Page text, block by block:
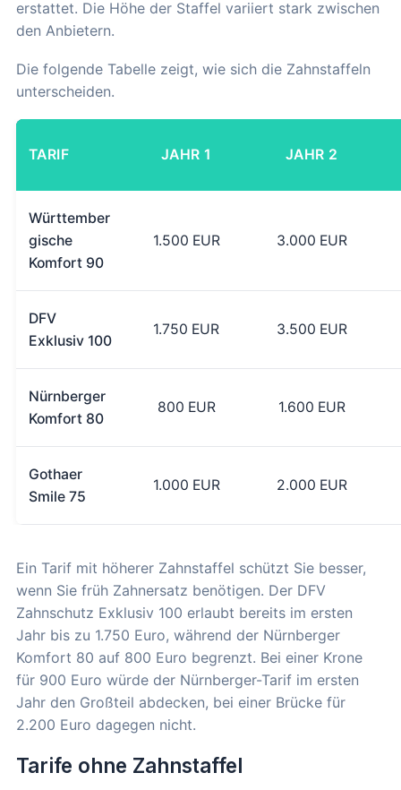
erstattet. Die Höhe der Staffel variiert stark zwischen
den Anbietern.
Die folgende Tabelle zeigt, wie sich die Zahnstaffeln
unterscheiden.
TARIF JAHR 1 JAHR 2
Württember
gische
Komfort 90
1.500 EUR 3.000 EUR
DFV
Exklusiv 100
1.750 EUR 3.500 EUR
Nürnberger
Komfort 80
800 EUR 1.600 EUR
Gothaer
Smile 75
1.000 EUR 2.000 EUR
Ein Tarif mit höherer Zahnstaffel schützt Sie besser,
wenn Sie früh Zahnersatz benötigen. Der DFV
Zahnschutz Exklusiv 100 erlaubt bereits im ersten
Jahr bis zu 1.750 Euro, während der Nürnberger
Komfort 80 auf 800 Euro begrenzt. Bei einer Krone
für 900 Euro würde der Nürnberger-Tarif im ersten
Jahr den Großteil abdecken, bei einer Brücke für
2.200 Euro dagegen nicht.
Tarife ohne Zahnstaffel